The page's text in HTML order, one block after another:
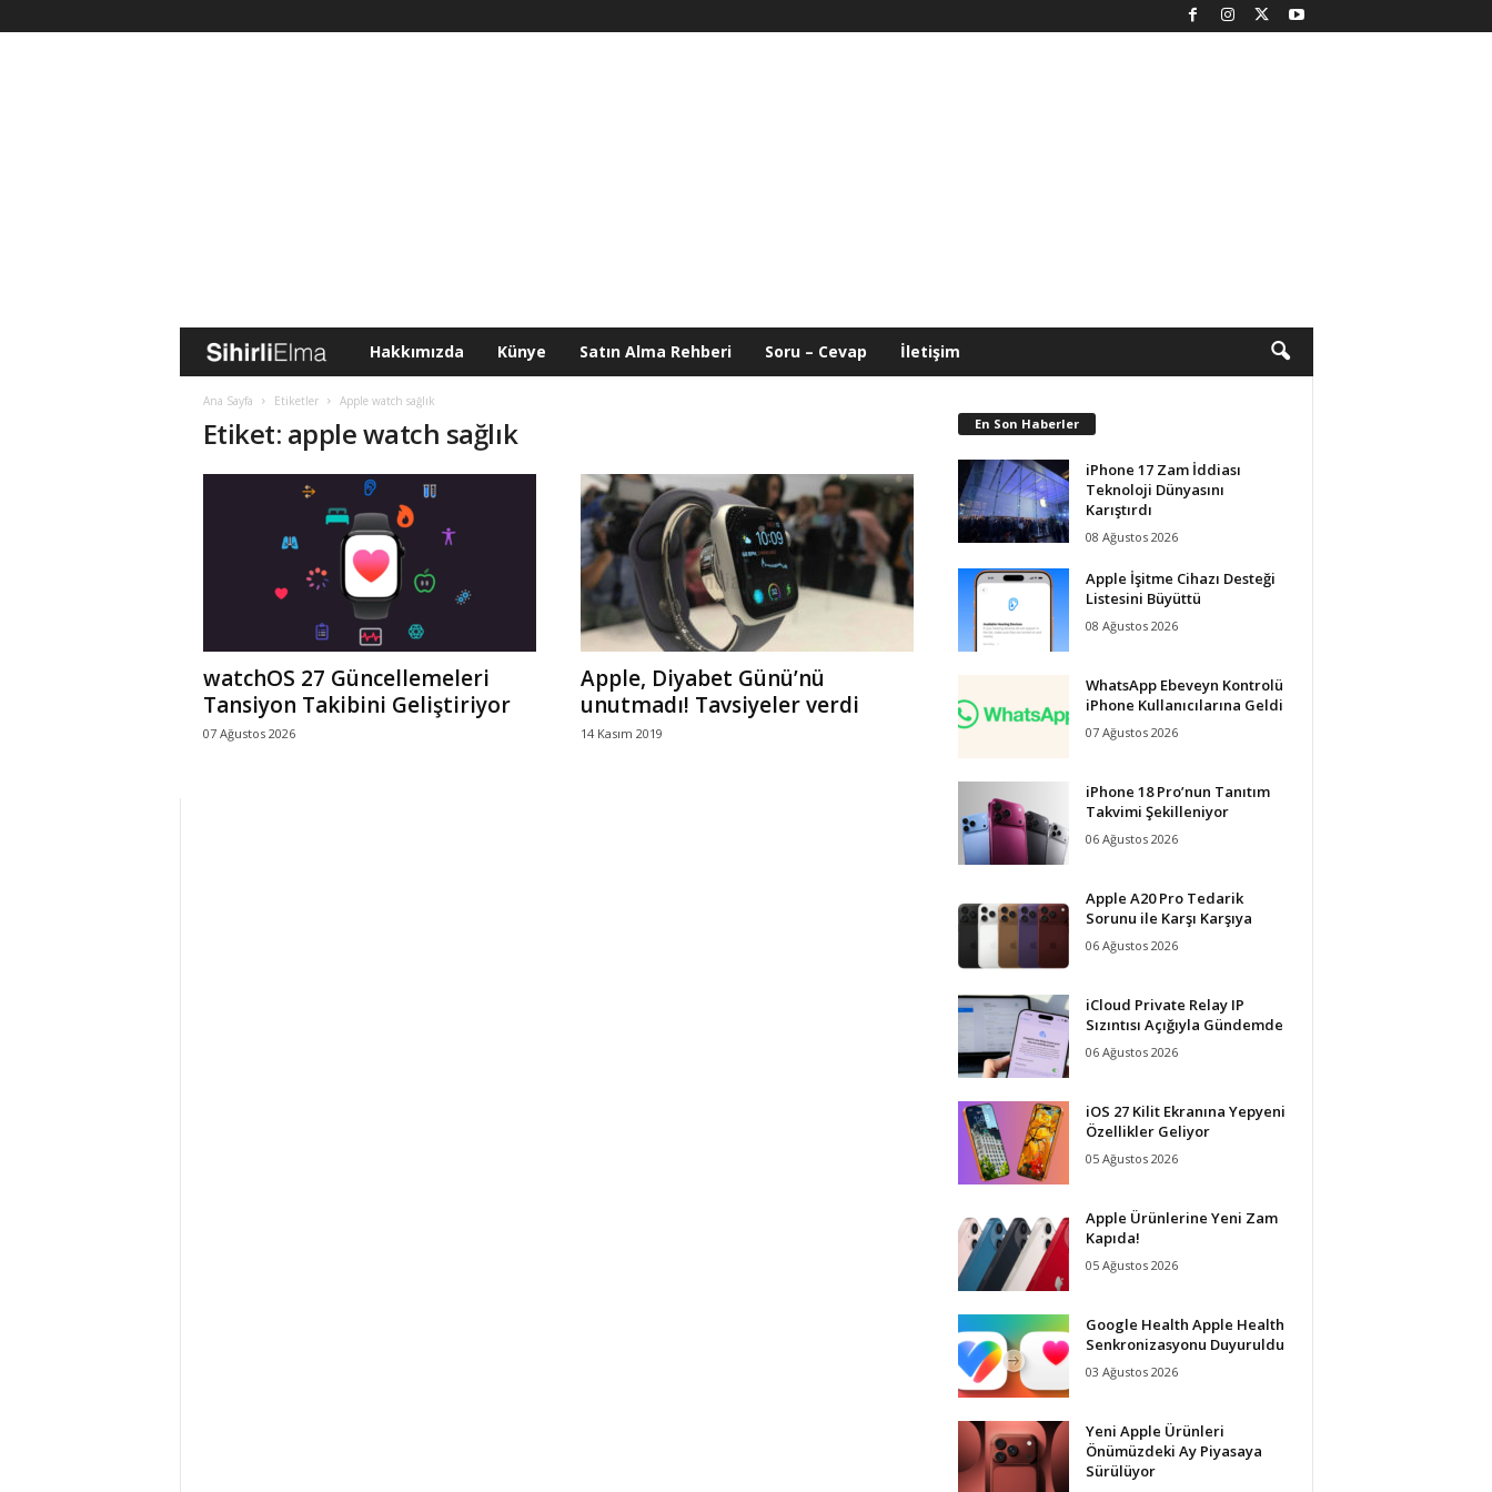
i
h
l
E
Hakkımızda Künye Satın Alma Rehberi Soru – Cevap İletişim
Ana Sayfa Etiketler Apple watch sağlık
Etiket: apple watch sağlık
watchOS 27 Güncellemeleri
Tansiyon Takibini Geliştiriyor
07 Ağustos 2026
Apple, Diyabet Günü’nü
unutmadı! Tavsiyeler verdi
14 Kasım 2019
En Son Haberler
iPhone 17 Zam İddiası
Teknoloji Dünyasını
Karıştırdı
08 Ağustos 2026
Apple İşitme Cihazı Desteği
Listesini Büyüttü
08 Ağustos 2026
WhatsApp Ebeveyn Kontrolü
iPhone Kullanıcılarına Geldi
07 Ağustos 2026
iPhone 18 Pro’nun Tanıtım
Takvimi Şekilleniyor
06 Ağustos 2026
Apple A20 Pro Tedarik
Sorunu ile Karşı Karşıya
06 Ağustos 2026
iCloud Private Relay IP
Sızıntısı Açığıyla Gündemde
06 Ağustos 2026
iOS 27 Kilit Ekranına Yepyeni
Özellikler Geliyor
05 Ağustos 2026
Apple Ürünlerine Yeni Zam
Kapıda!
05 Ağustos 2026
Google Health Apple Health
Senkronizasyonu Duyuruldu
03 Ağustos 2026
Yeni Apple Ürünleri
Önümüzdeki Ay Piyasaya
Sürülüyor